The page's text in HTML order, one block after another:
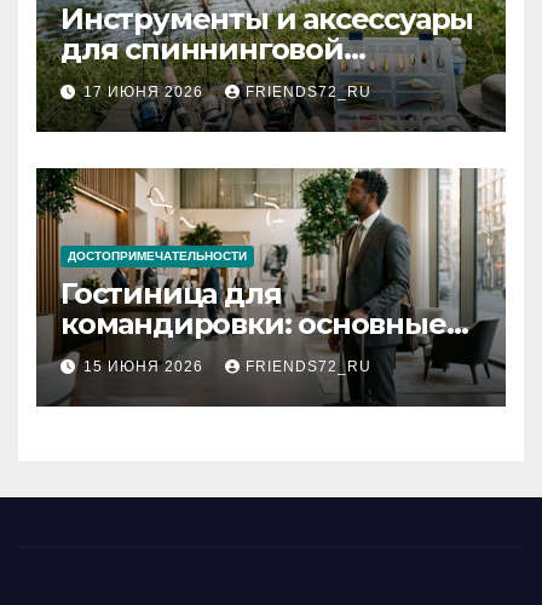
Инструменты и аксессуары
для спиннинговой
рыбалки: назначение и
типы
17 ИЮНЯ 2026 FRIENDS72_RU
ДОСТОПРИМЕЧАТЕЛЬНОСТИ
Гостиница для
командировки: основные
критерии выбора
15 ИЮНЯ 2026 FRIENDS72_RU